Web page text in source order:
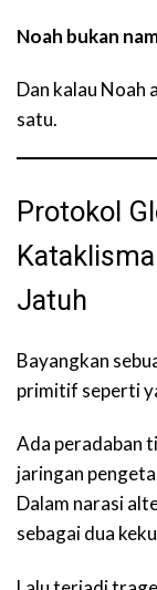
Noah bukan
Dan kalau Noah
satu.
Protokol
Jatuh
Bayangkan
primitif seperti
Ada peradaban
jaringan
Dalam narasi
sebagai dua